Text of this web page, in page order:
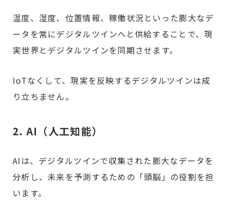
温度、湿度、位置情報、稼働状況といった膨大なデ
ータを常にデジタルツインへと供給することで、現
実世界とデジタルツインを同期させます。
IoTなくして、現実を反映するデジタルツインは成
り立ちません。
2. AI（人工知能）
AIは、デジタルツインで収集された膨大なデータを
分析し、未来を予測するための「頭脳」の役割を担
います。